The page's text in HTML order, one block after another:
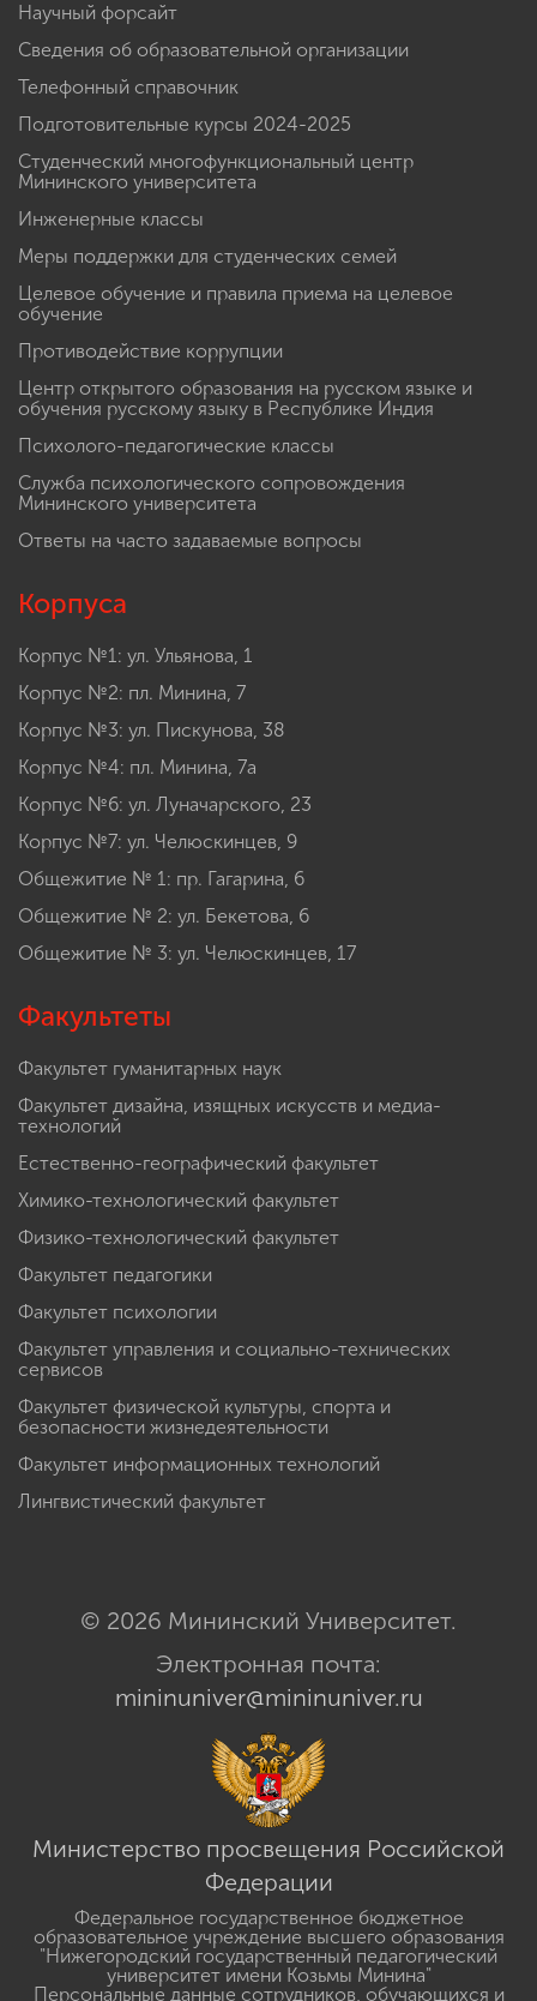
Научный форсайт
Сведения об образовательной организации
Телефонный справочник
Подготовительные курсы 2024-2025
Студенческий многофункциональный центр
Мининского университета
Инженерные классы
Меры поддержки для студенческих семей
Целевое обучение и правила приема на целевое
обучение
Противодействие коррупции
Центр открытого образования на русском языке и
обучения русскому языку в Республике Индия
Психолого-педагогические классы
Служба психологического сопровождения
Мининского университета
Ответы на часто задаваемые вопросы
Корпуса
Корпус №1: ул. Ульянова, 1
Корпус №2: пл. Минина, 7
Корпус №3: ул. Пискунова, 38
Корпус №4: пл. Минина, 7а
Корпус №6: ул. Луначарского, 23
Корпус №7: ул. Челюскинцев, 9
Общежитие № 1: пр. Гагарина, 6
Общежитие № 2: ул. Бекетова, 6
Общежитие № 3: ул. Челюскинцев, 17
Факультеты
Факультет гуманитарных наук
Факультет дизайна, изящных искусств и медиа-
технологий
Естественно-географический факультет
Химико-технологический факультет
Физико-технологический факультет
Факультет педагогики
Факультет психологии
Факультет управления и социально-технических
сервисов
Факультет физической культуры, спорта и
безопасности жизнедеятельности
Факультет информационных технологий
Лингвистический факультет
© 2026 Мининский Университет.
Электронная почта:
mininuniver@mininuniver.ru
Министерство просвещения Российской
Федерации
Федеральное государственное бюджетное
образовательное учреждение высшего образования
"Нижегородский государственный педагогический
университет имени Козьмы Минина"
Персональные данные сотрудников, обучающихся и